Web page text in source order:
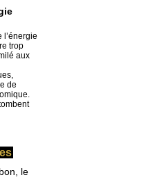
l’énergie
trop
aux
de
le